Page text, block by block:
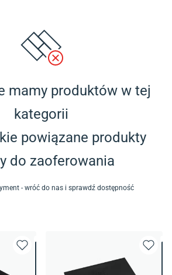
mamy produktów w tej
kategorii
powiązane produkty
do zaoferowania
- wróć do nas i sprawdź dostępność